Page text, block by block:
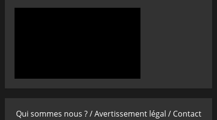
Qui sommes nous ? /Avertissement légal / Contact